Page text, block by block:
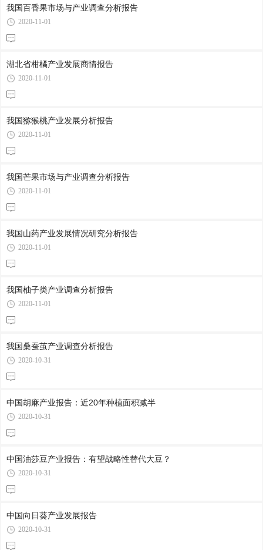
我国百香果市场与产业调查分析报告
2020-11-01
湖北省柑橘产业发展商情报告
2020-11-01
我国猕猴桃产业发展分析报告
2020-11-01
我国芒果市场与产业调查分析报告
2020-11-01
我国山药产业发展情况研究分析报告
2020-11-01
我国柚子类产业调查分析报告
2020-11-01
我国桑蚕茧产业调查分析报告
2020-10-31
中国胡麻产业报告：近20年种植面积减半
2020-10-31
中国油莎豆产业报告：有望战略性替代大豆？
2020-10-31
中国向日葵产业发展报告
2020-10-31